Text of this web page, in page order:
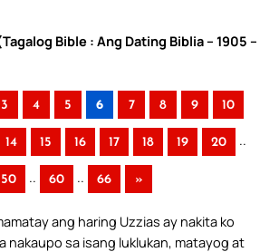
Bible : Ang Dating Biblia – 1905 –
3 4 5 6 7 8 9 10
14 15 16 17 18 19 20 ..
50 .. 60 .. 66 »
ang haring Uzzias ay nakita ko
nakaupo sa isang luklukan, matayog at